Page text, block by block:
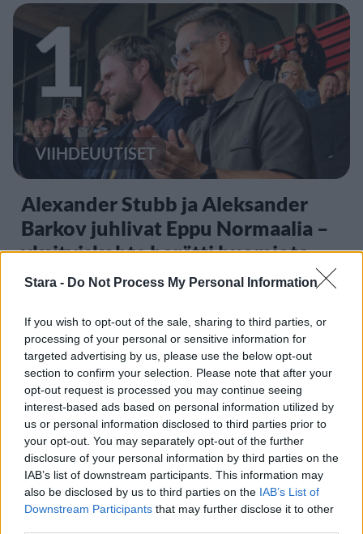
Stara - Do Not Process My Personal Information
If you wish to opt-out of the sale, sharing to third parties, or
processing of your personal or sensitive information for
targeted advertising by us, please use the below opt-out
section to confirm your selection. Please note that after your
opt-out request is processed you may continue seeing
interest-based ads based on personal information utilized by
us or personal information disclosed to third parties prior to
your opt-out. You may separately opt-out of the further
disclosure of your personal information by third parties on the
IAB’s list of downstream participants. This information may
also be disclosed by us to third parties on the IAB’s List of
Downstream Participants that may further disclose it to other
1
VIIHDEUUTISET
Alexander Stubb ja Aleksander
Barkov juhlivat Eppu Normaalia –
yksityiskohta herätti huomiota
2
UUTISET
Työnantaja ei hyväksynyt